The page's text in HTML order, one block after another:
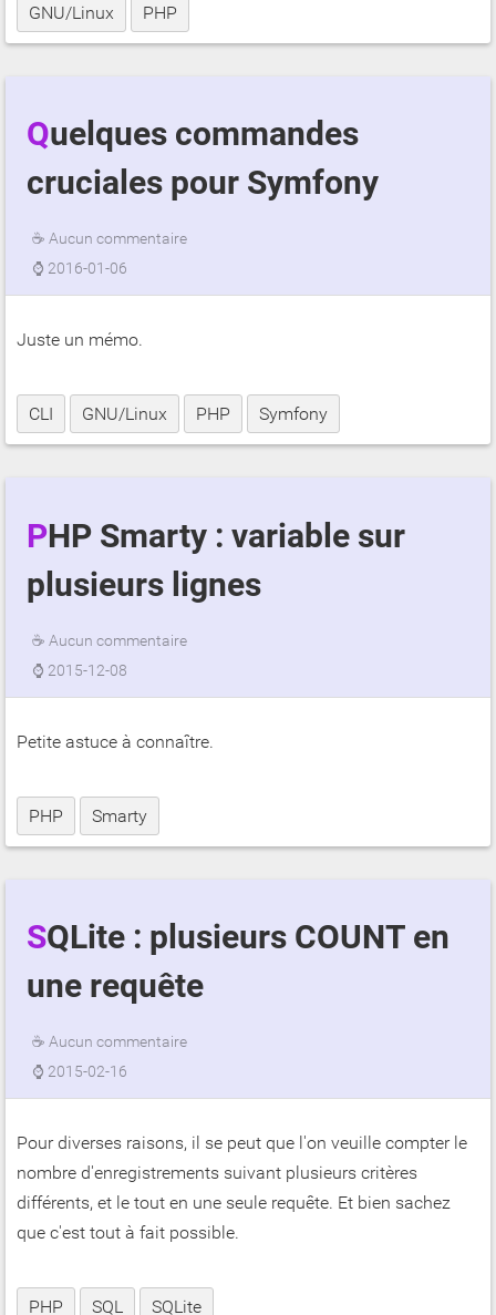
GNU/Linux PHP
Quelques commandes
cruciales pour Symfony
☕ Aucun commentaire
⌚ 2016-01-06
Juste un mémo.
CLI GNU/Linux PHP Symfony
PHP Smarty : variable sur
plusieurs lignes
☕ Aucun commentaire
⌚ 2015-12-08
Petite astuce à connaître.
PHP Smarty
SQLite : plusieurs COUNT en
une requête
☕ Aucun commentaire
⌚ 2015-02-16
Pour diverses raisons, il se peut que l'on veuille compter le
nombre d'enregistrements suivant plusieurs critères
différents, et le tout en une seule requête. Et bien sachez
que c'est tout à fait possible.
PHP SQL SQLite